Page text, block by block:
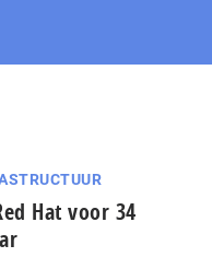
Hat voor 34